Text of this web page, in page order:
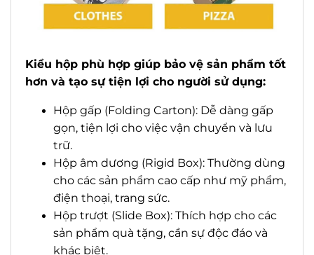
Kiểu hộp phù hợp giúp bảo vệ sản phẩm tốt
hơn và tạo sự tiện lợi cho người sử dụng:
Hộp gấp (Folding Carton): Dễ dàng gấp
gọn, tiện lợi cho việc vận chuyển và lưu
trữ.
Hộp âm dương (Rigid Box): Thường dùng
cho các sản phẩm cao cấp như mỹ phẩm,
điện thoại, trang sức.
Hộp trượt (Slide Box): Thích hợp cho các
sản phẩm quà tặng, cần sự độc đáo và
khác biệt.